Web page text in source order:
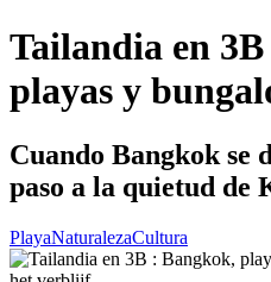
Tailandia en
playas y
Cuando Bangkok se
paso a la quietud de
PlayaNaturalezaCultura